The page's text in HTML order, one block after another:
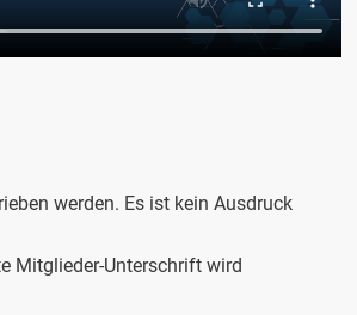
werden. Es ist kein Ausdruck
Mitglieder-Unterschrift wird